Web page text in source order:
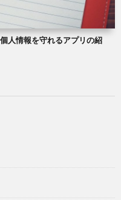
人情報を守れるアプリの紹